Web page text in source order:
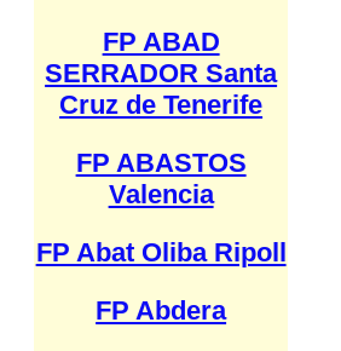
FP ABAD
SERRADOR Santa
Cruz de Tenerife
FP ABASTOS
Valencia
FP Abat Oliba Ripoll
FP Abdera